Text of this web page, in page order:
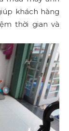
khách hàng
thời gian và